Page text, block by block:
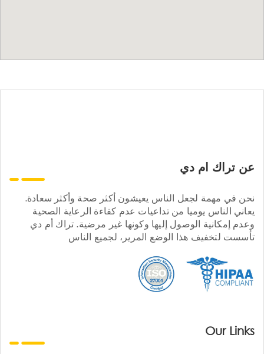
عن تراك ام دي
نحن في مهمة لجعل الناس يعيشون أكثر صحة وأكثر سعادة.
يعاني الناس يوميا من تداعيات عدم كفاءة الرعاية الصحية
وعدم إمكانية الوصول إليها وكونها غير مرضية. تراك أم دي
تأسست لتخفيف هذا الوضع المرير، لجميع الناس
Our Links